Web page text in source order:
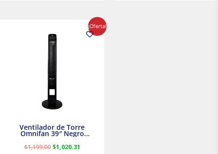
¡Oferta!
Ventilador de Torre
Omnifan 39″ Negro
$1,199.00
original
era:
$1,020.31
precio
actual